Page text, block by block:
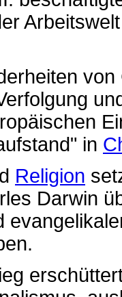
in
Religion
Darwin